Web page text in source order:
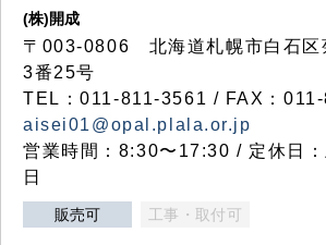
(株)開成
〒003-0806 北海道札幌市白石区
3番25号
TEL：011-811-3561 / FAX：
aisei01@opal.plala.or.jp
営業時間：8:30〜17:30 / 定休日：
日
販売可 工事・取付可